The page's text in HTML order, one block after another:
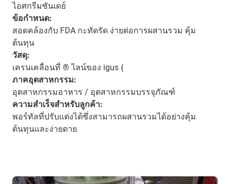
ไอศกรีมซันเดย์
ข้อกำหนด:
สอดคล้องกับ FDA กะทัดรัด ง่ายต่อการผสานรวม คุ้ม
ต้นทุน
วัสดุ:
เครนเคลื่อนที่ ® ไลน์ของ igus {
ภาคอุตสาหกรรม:
อุตสาหกรรมอาหาร / อุตสาหกรรมบรรจุภัณฑ์
ความสำเร็จสำหรับลูกค้า:
พอร์ทัลที่ปรับแต่งได้ซึ่งสามารถผสานรวมได้อย่างคุ้ม
ต้นทุนและง่ายดาย